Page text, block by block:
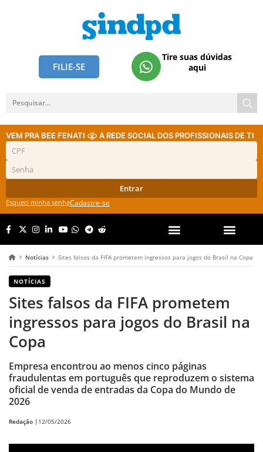
FILIE-SE
Tire suas dúvidas
aqui
VEM PRA BEE FENATI A REDE SOCIAL DOS PROFISSIONAIS DE TI
Entrar
Esqueci minha senhaCadastre-se
Notícias Sites falsos da FIFA prometem ingressos para jogos do Brasil na Copa
NOTÍCIAS
Sites falsos da FIFA prometem
ingressos para jogos do Brasil na
Copa
Empresa encontrou ao menos cinco páginas
fraudulentas em português que reproduzem o sistema
oficial de venda de entradas da Copa do Mundo de
2026
Redação | 12/05/2026